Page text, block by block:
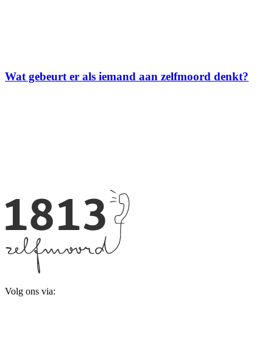
Wat gebeurt er als iemand aan zelfmoord denkt?
Volg ons via: